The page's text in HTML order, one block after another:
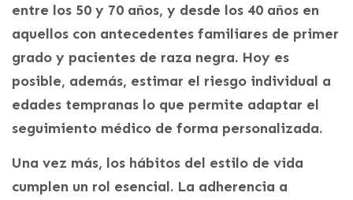
entre los 50 y 70 años, y desde los 40 años en
aquellos con antecedentes familiares de primer
grado y pacientes de raza negra. Hoy es
posible, además, estimar el riesgo individual a
edades tempranas lo que permite adaptar el
seguimiento médico de forma personalizada.
Una vez más, los hábitos del estilo de vida
cumplen un rol esencial. La adherencia a